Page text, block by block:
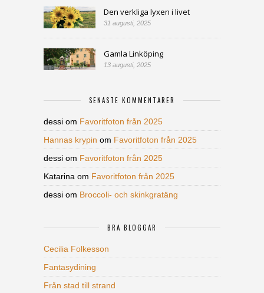
Den verkliga lyxen i livet
31 augusti, 2025
Gamla Linköping
13 augusti, 2025
SENASTE KOMMENTARER
dessi om Favoritfoton från 2025
Hannas krypin om Favoritfoton från 2025
dessi om Favoritfoton från 2025
Katarina om Favoritfoton från 2025
dessi om Broccoli- och skinkgratäng
BRA BLOGGAR
Cecilia Folkesson
Fantasydining
Från stad till strand